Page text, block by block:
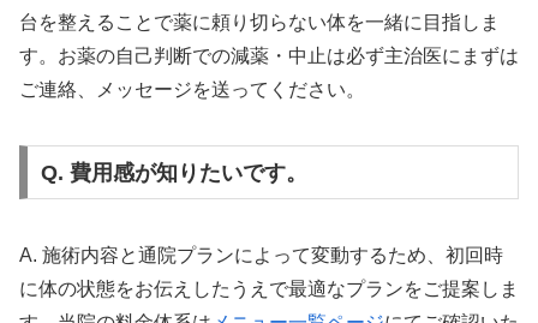
台を整えることで薬に頼り切らない体を一緒に目指しま
す。お薬の自己判断での減薬・中止は必ず主治医にまずは
ご連絡、メッセージを送ってください。
Q. 費用感が知りたいです。
A. 施術内容と通院プランによって変動するため、初回時
に体の状態をお伝えしたうえで最適なプランをご提案しま